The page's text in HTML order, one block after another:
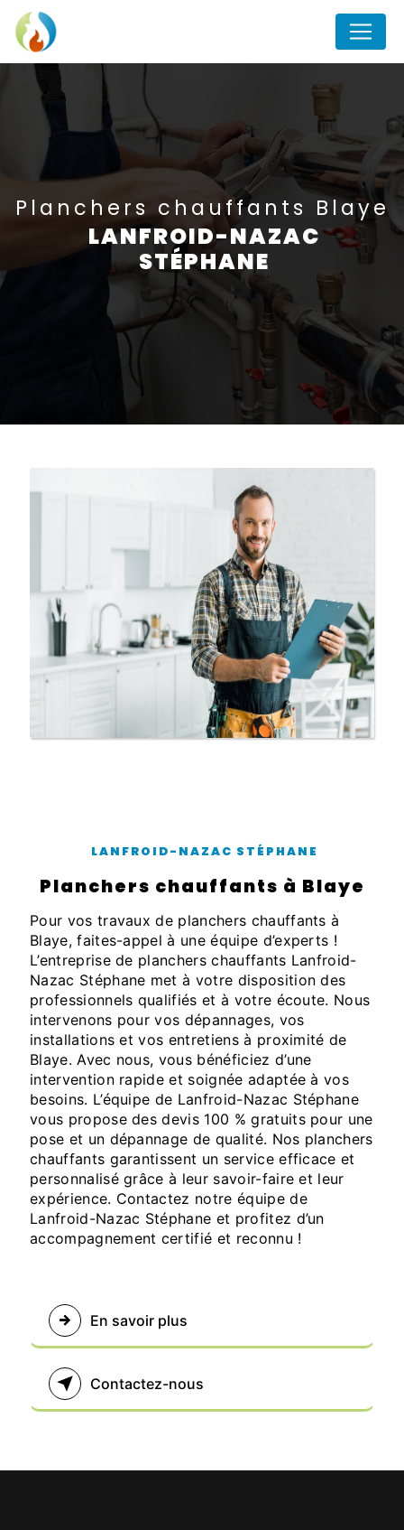
planchers chauffants Blaye
LANFROID-NAZAC
STÉPHANE
LANFROID-NAZAC STÉPHANE
planchers chauffants à Blaye
Pour vos travaux de planchers chauffants à
Blaye, faites-appel à une équipe d’experts !
L’entreprise de planchers chauffants Lanfroid-
Nazac Stéphane met à votre disposition des
professionnels qualifiés et à votre écoute. Nous
intervenons pour vos dépannages, vos
installations et vos entretiens à proximité de
Blaye. Avec nous, vous bénéficiez d’une
intervention rapide et soignée adaptée à vos
besoins. L’équipe de Lanfroid-Nazac Stéphane
vous propose des devis 100 % gratuits pour une
pose et un dépannage de qualité. Nos planchers
chauffants garantissent un service efficace et
personnalisé grâce à leur savoir-faire et leur
expérience. Contactez notre équipe de
Lanfroid-Nazac Stéphane et profitez d’un
accompagnement certifié et reconnu !
En savoir plus
Contactez-nous
Panneau de gestion des cookies